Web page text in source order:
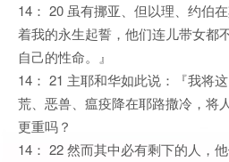
14： 20 虽有挪亚、但以理、约伯
着我的永生起誓，他们连儿带女都
自己的性命。』
14： 21 主耶和华如此说：『我将
荒、恶兽、瘟疫降在耶路撒冷，将
更重吗？
14： 22 然而其中必有剩下的人，